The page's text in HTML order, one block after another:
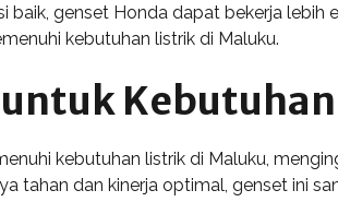
genset Honda dapat bekerja lebih
kebutuhan listrik di Maluku.
untuk
kebutuhan listrik di Maluku,
tahan dan kinerja optimal, genset ini